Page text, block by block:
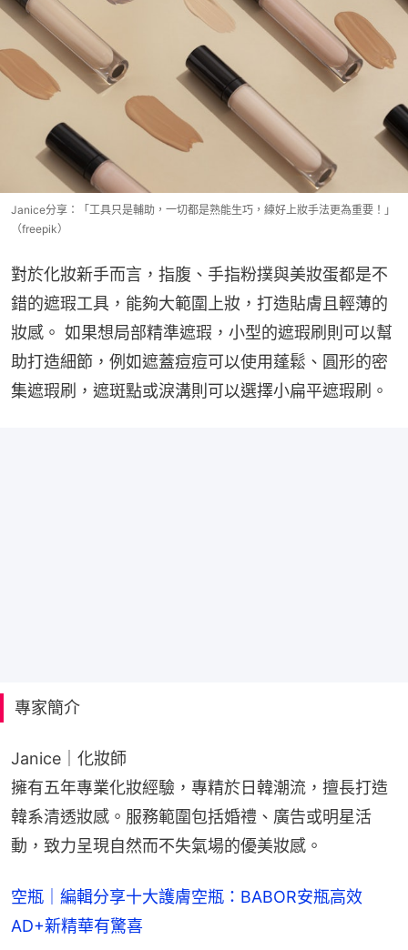
Janice分享：「工具只是輔助，一切都是熟能生巧，練好上妝手法更為重要！」
（freepik）
對於化妝新手而言，指腹、手指粉撲與美妝蛋都是不
錯的遮瑕工具，能夠大範圍上妝，打造貼膚且輕薄的
妝感。 如果想局部精準遮瑕，小型的遮瑕刷則可以幫
助打造細節，例如遮蓋痘痘可以使用蓬鬆、圓形的密
集遮瑕刷，遮斑點或淚溝則可以選擇小扁平遮瑕刷。
專家簡介
Janice｜化妝師
擁有五年專業化妝經驗，專精於日韓潮流，擅長打造
韓系清透妝感。服務範圍包括婚禮、廣告或明星活
動，致力呈現自然而不失氣場的優美妝感。
空瓶｜編輯分享十大護膚空瓶：BABOR安瓶高效
AD+新精華有驚喜